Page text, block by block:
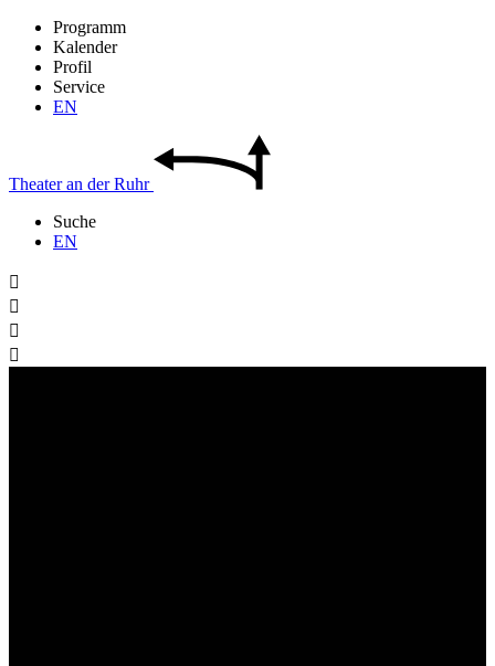
Programm
Kalender
Profil
Service
EN
Theateran derRuhr
Suche
EN



